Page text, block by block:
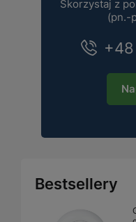
Skorzystaj z
(pn.-
Bestsellery